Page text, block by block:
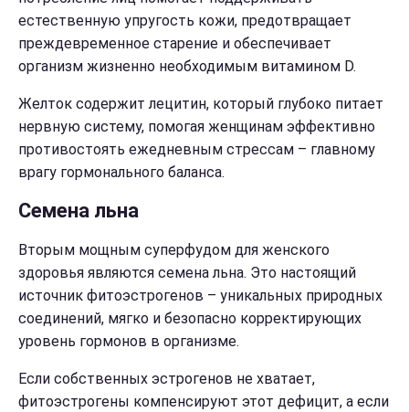
естественную упругость кожи, предотвращает
преждевременное старение и обеспечивает
организм жизненно необходимым витамином D.
Желток содержит лецитин, который глубоко питает
нервную систему, помогая женщинам эффективно
противостоять ежедневным стрессам – главному
врагу гормонального баланса.
Семена льна
Вторым мощным суперфудом для женского
здоровья являются семена льна. Это настоящий
источник фитоэстрогенов – уникальных природных
соединений, мягко и безопасно корректирующих
уровень гормонов в организме.
Если собственных эстрогенов не хватает,
фитоэстрогены компенсируют этот дефицит, а если